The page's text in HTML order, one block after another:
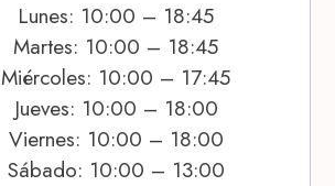
Lunes: 10:00 – 18:45
Martes: 10:00 – 18:45
Miércoles: 10:00 – 17:45
Jueves: 10:00 – 18:00
Viernes: 10:00 – 18:00
Sábado: 10:00 – 13:00